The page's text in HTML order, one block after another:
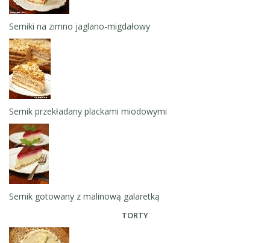
Serniki na zimno jaglano-migdałowy
Sernik przekładany plackami miodowymi
Sernik gotowany z malinową galaretką
TORTY